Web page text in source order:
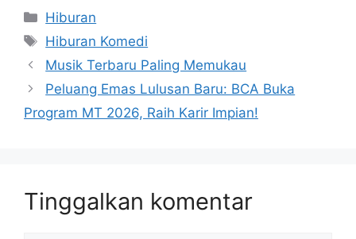
Kategori
Hiburan
Tag
Hiburan Komedi
Musik Terbaru Paling Memukau
Peluang Emas Lulusan Baru: BCA Buka
Program MT 2026, Raih Karir Impian!
Tinggalkan komentar